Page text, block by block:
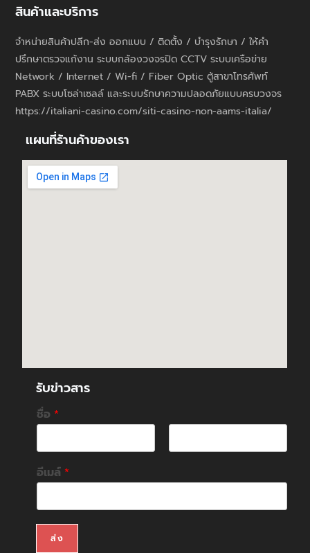
สินค้าและบริการ
จำหน่ายสินค้าปลีก-ส่ง ออกแบบ / ติดตั้ง / บำรุงรักษา / ให้คำ
ปรึกษาตรวจแก้งาน ระบบกล้องวงจรปิด CCTV ระบบเครือข่าย
Network / Internet / Wi-fi / Fiber Optic ตู้สาขาโทรศัพท์
PABX ระบบโซล่าเซลล์ และระบบรักษาความปลอดภัยแบบครบวงจร
https://italiani-casino.com/siti-casino-non-aams-italia/
แผนที่ร้านค้าของเรา
รับข่าวสาร
ชื่อ *
F
i
r
L
อีเมล์ *
ส่ง